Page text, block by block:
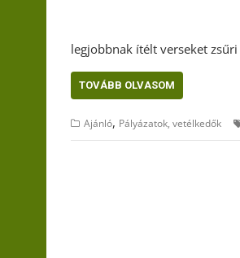
legjobbnak ítélt verseket
TOVÁBB OLVASOM
Ajánló, Pályázatok, vetélkedők